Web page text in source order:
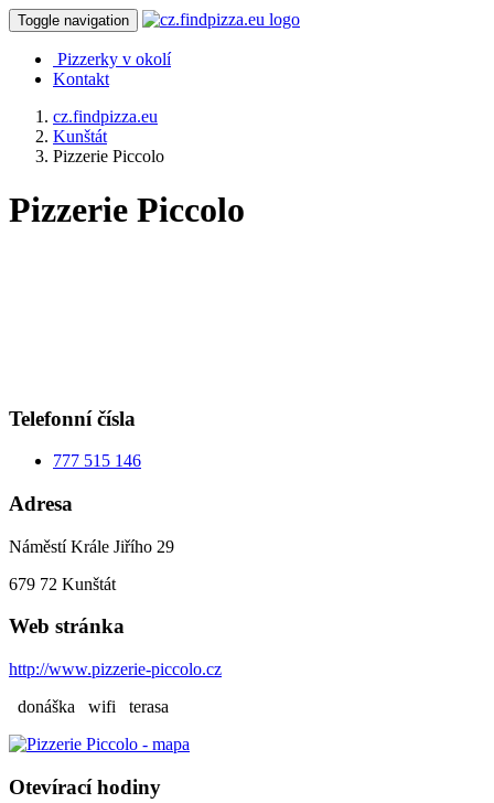
Toggle navigation
Pizzerky v okolí
Kontakt
cz.findpizza.eu
Kunštát
Pizzerie Piccolo
Pizzerie Piccolo
Telefonní čísla
777 515 146
Adresa
Náměstí Krále Jiřího 29
679 72 Kunštát
Web stránka
http://www.pizzerie-piccolo.cz
donáška
wifi terasa
Otevírací hodiny